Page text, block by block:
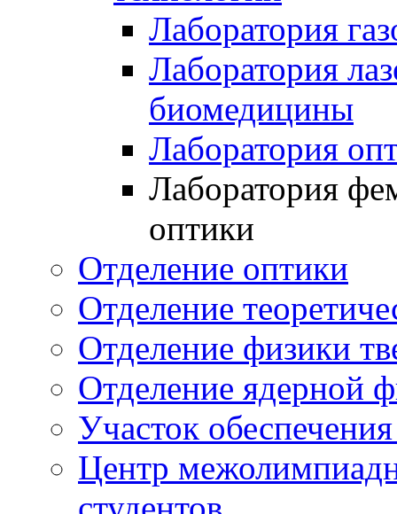
Лаборатория
Лаборатория
биомедицины
Лаборатория
Лаборатория
оптики
Отделение оптики
Отделение
Отделение физики
Отделение ядерной
Участок
Центр